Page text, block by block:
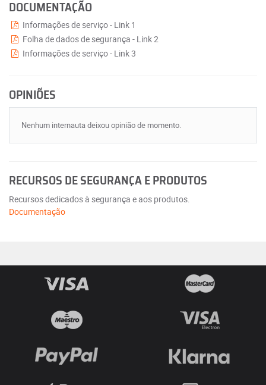
DOCUMENTAÇÃO
Informações de serviço - Link 1
Folha de dados de segurança - Link 2
Informações de serviço - Link 3
OPINIÕES
Nenhum internauta deixou opinião de momento.
RECURSOS DE SEGURANÇA E PRODUTOS
Recursos dedicados à segurança e aos produtos.
Documentação